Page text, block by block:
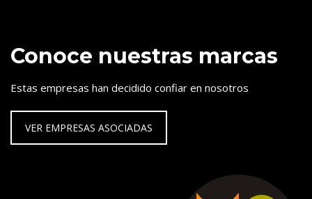
Conoce nuestras marcas
Estas empresas han decidido confiar en nosotros
VER EMPRESAS ASOCIADAS